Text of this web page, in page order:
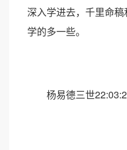
深入学进去，千里命稿
学的多一些。
杨易德三世